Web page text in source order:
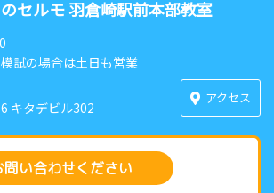
セルモ 羽倉崎駅前本部教室
試の場合は土日も営業
キタデビル302
アクセス
い合わせください